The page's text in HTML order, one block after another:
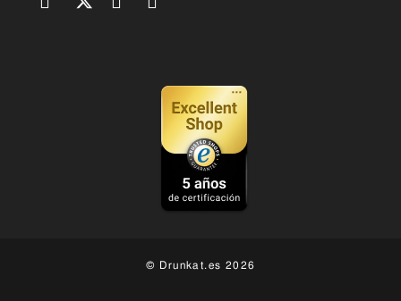
© Drunkat.es 2026